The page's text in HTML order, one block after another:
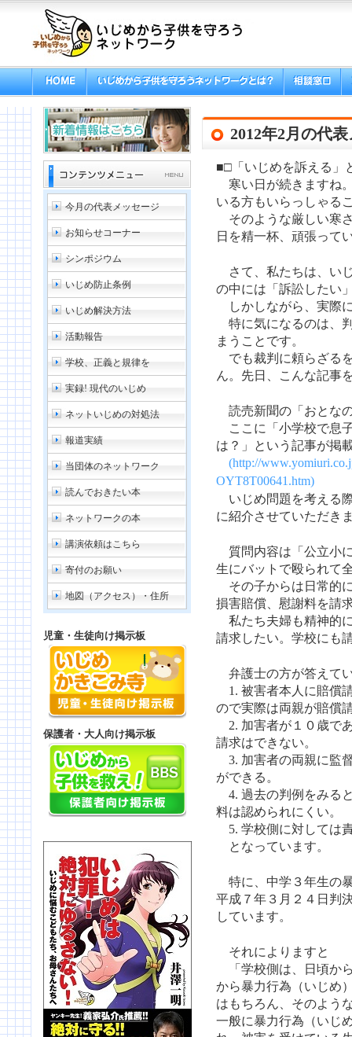
今月の代表メッセージ
お知らせコーナー
シンポジウム
いじめ防止条例
いじめ解決方法
活動報告
学校、正義と規律を
実録! 現代のいじめ
ネットいじめの対処法
報道実績
当団体のネットワーク
読んでおきたい本
ネットワークの本
講演依頼はこちら
寄付のお願い
地図（アクセス）・住所
児童・生徒向け掲示板
保護者・大人向け掲示板
2012年2月の代
■□「いじめを訴える」
寒い日が続きますね
いる方もいらっしゃる
そのような厳しい寒
日を精一杯、頑張って
さて、私たちは、い
の中には「訴訟したい
しかしながら、実際
特に気になるのは、
まうことです。
でも裁判に頼らざる
ん。先日、こんな記事
読売新聞の「おとな
ここに「小学校で息
は？」という記事が掲
(http://
OYT8T00641.htm)
いじめ問題を考える
に紹介させていただき
質問内容は「公立小
生にバットで殴られて
その子からは日常的
損害賠償、慰謝料を請
私たち夫婦も精神的
請求したい。学校にも
弁護士の方が答えて
1. 被害者本人に賠償
ので実際は両親が賠償
2. 加害者が１０歳で
請求はできない。
3. 加害者の両親に監
ができる。
4. 過去の判例をみる
料は認められにくい。
5. 学校側に対しては
となっています。
特に、中学３年生の
平成７年３月２４日判
しています。
それによりますと
「学校側は、日頃か
から暴力行為（いじめ
はもちろん、そのよう
一般に暴力行為（いじ